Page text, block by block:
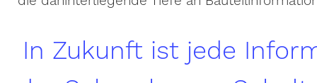
In Zukunft ist jede